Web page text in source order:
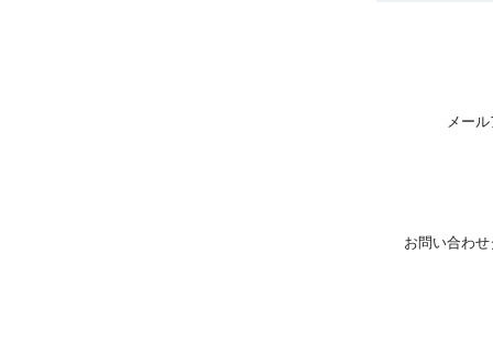
メー
お問い合わ